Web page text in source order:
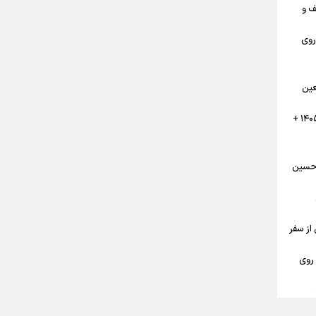
خون
تا نجف و
تقویم پیاده روی نجف به کربلا اربعین ۱۴۰۵ +
حسین
حسینی ۱۴۰۵ قبل از سفر
روی